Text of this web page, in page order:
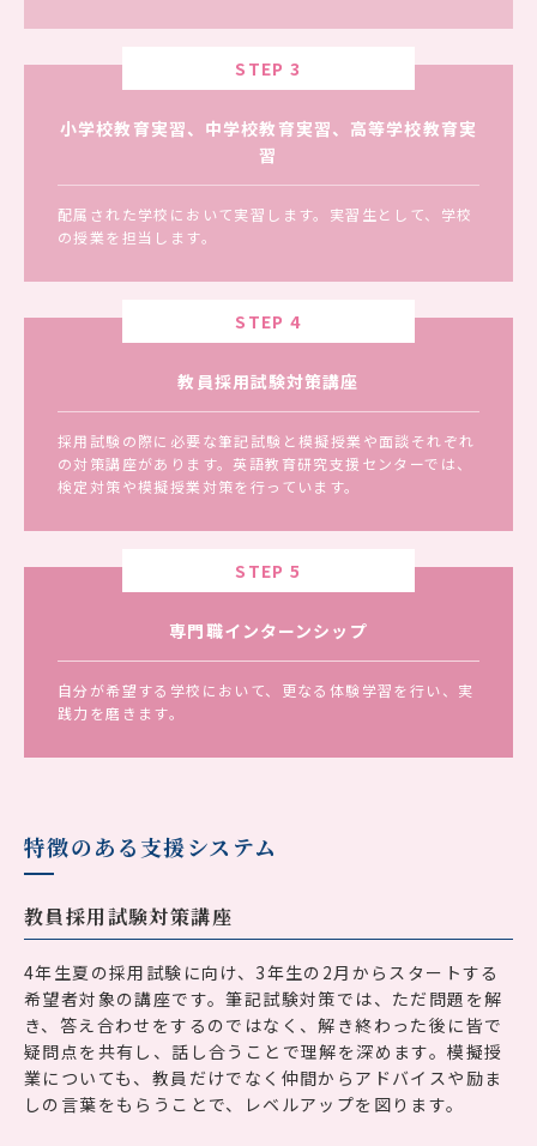
STEP 3
小学校教育実習、中学校教育実習、高等学校教育実
習
配属された学校において実習します。実習生として、学校
の授業を担当します。
STEP 4
教員採用試験対策講座
採用試験の際に必要な筆記試験と模擬授業や面談それぞれ
の対策講座があります。英語教育研究支援センターでは、
検定対策や模擬授業対策を行っています。
STEP 5
専門職インターンシップ
自分が希望する学校において、更なる体験学習を行い、実
践力を磨きます。
特徴のある支援システム
教員採用試験対策講座
4年生夏の採用試験に向け、3年生の2月からスタートする
希望者対象の講座です。筆記試験対策では、ただ問題を解
き、答え合わせをするのではなく、解き終わった後に皆で
疑問点を共有し、話し合うことで理解を深めます。模擬授
業についても、教員だけでなく仲間からアドバイスや励ま
しの言葉をもらうことで、レベルアップを図ります。